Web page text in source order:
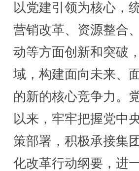
以党建引领为核心，
营销改革、资源整合
动等方面创新和突破
域，构建面向未来、
的新的核心竞争力。
以来，牢牢把握党中
策部署，积极承接集
化改革行动纲要，进